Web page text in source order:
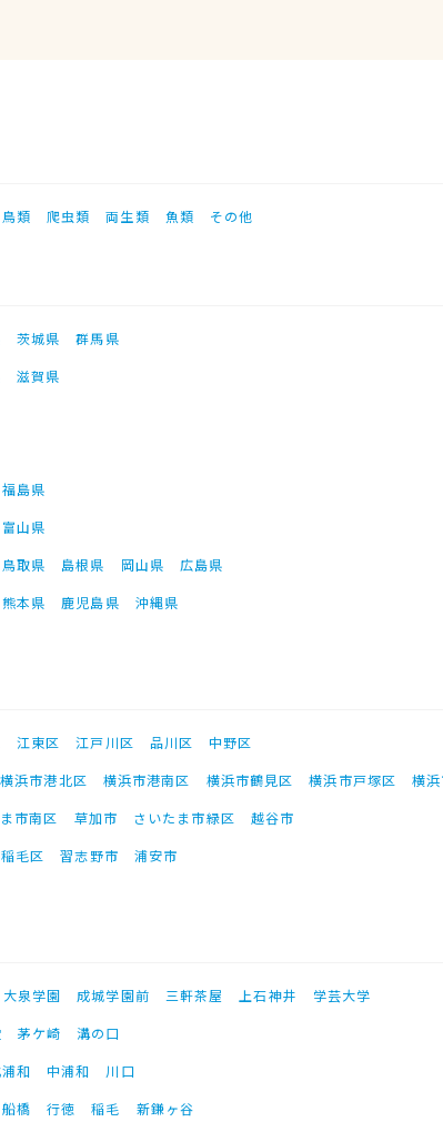
鳥類 爬虫類 両生類 魚類 その他
茨城県
群馬県
滋賀県
福島県
富山県
鳥取県 島根県 岡山県
広島県
熊本県 鹿児島県 沖縄県
江東区 江戸川区 品川区
中野区
横浜市港北区 横浜市港南区 横浜市鶴見区 横浜市戸塚区
横
市南区 草加市 さいたま市緑区
越谷市
毛区 習志野市 浦安市
大泉学園 成城学園前 三軒茶屋 上石神井
学芸大学
茅ケ崎
溝の口
和 中浦和
川口
船橋 行徳 稲毛 新鎌ヶ谷